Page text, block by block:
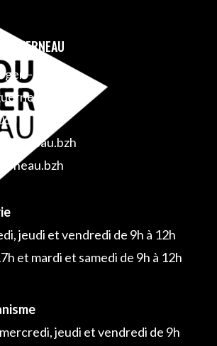
– BP 1
jeudi et vendredi de 9h à 12h
et mardi et samedi de 9h à 12h
jeudi et vendredi de 9h